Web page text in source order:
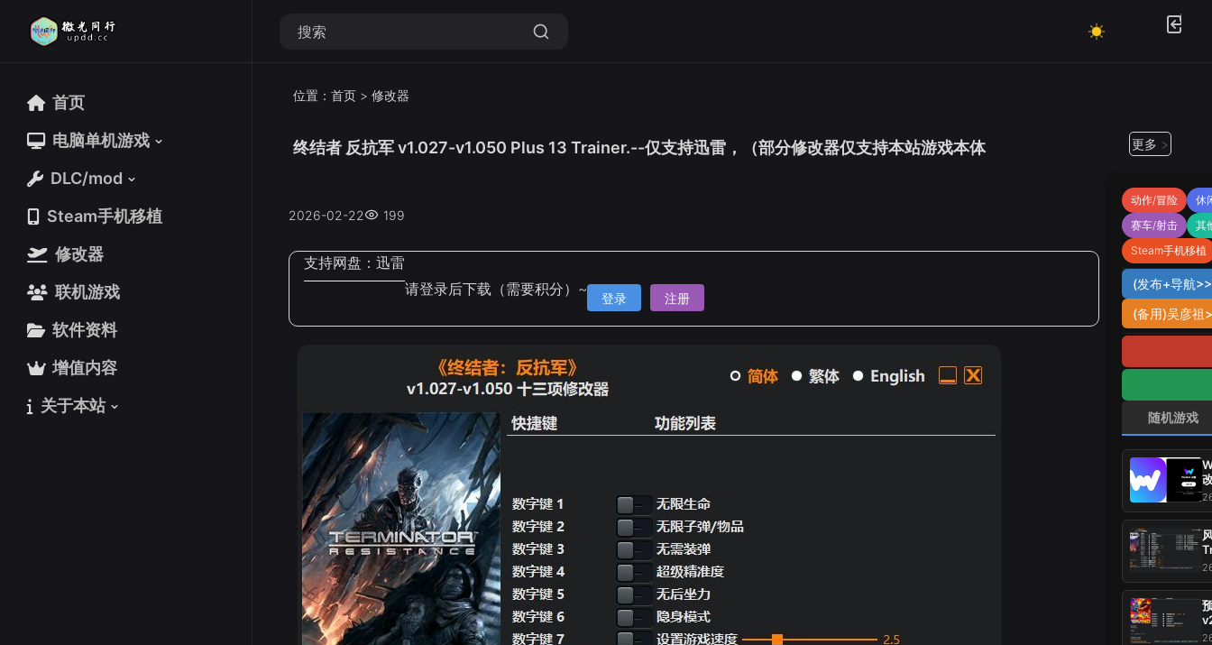
首页
电脑单机游戏
DLC/mod
Steam手机移植
修改器
联机游戏
软件资料
增值内容
关于本站
首页
电脑单机游戏
DLC/mod
Steam手机移植
修改器
联机游戏
软件资料
增值内容
关于本站
位置： 首页 > 修改器
终结者 反抗军 v1.027-v1.050 Plus 13 Trainer.--仅支持迅雷，（部分修改器仅支持本站游戏本体 更多 >
2026-02-22 199
支持网盘： 迅雷
请登录后下载（需要积分）~
登录 注册
动作/冒险
休
赛车/射击
其
Steam手机移植
(发布+导航
(备用)吴彦
随机游戏